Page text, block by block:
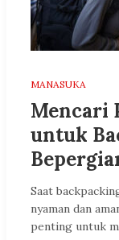
MANASUKA
Mencari
untuk
Saat
nyaman dan
penting untuk